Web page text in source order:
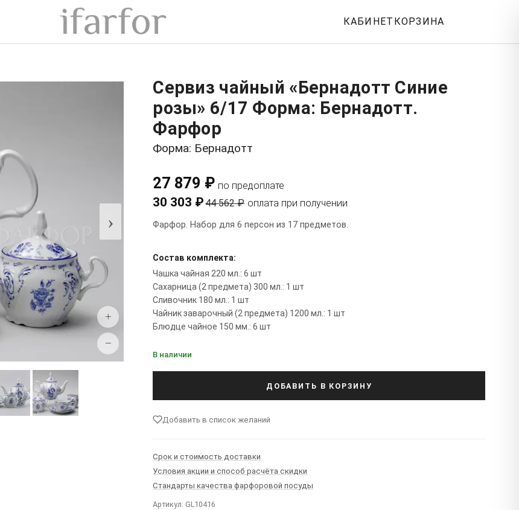
КАБИНЕТ КОРЗИНА
›
+
−
Сервиз чайный «Бернадотт Синие
розы» 6/17 Форма: Бернадотт.
Фарфор
Форма: Бернадотт
27 879 ₽ по предоплате
30 303 ₽44 562 ₽ оплата при получении
Фарфор. Набор для 6 персон из 17 предметов.
Состав комплекта:
Чашка чайная 220 мл.: 6 шт
Сахарница (2 предмета) 300 мл.: 1 шт
Сливочник 180 мл.: 1 шт
Чайник заварочный (2 предмета) 1200 мл.: 1 шт
Блюдце чайное 150 мм.: 6 шт
В наличии
ДОБАВИТЬ В КОРЗИНУ
Добавить в список желаний
Срок и стоимость доставки
Условия акции и способ расчёта скидки
Стандарты качества фарфоровой посуды
Артикул: GL10416